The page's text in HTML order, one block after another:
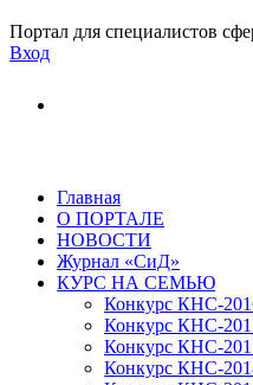
Портал для специалистов
Вход
Главная
О ПОРТАЛЕ
НОВОСТИ
Журнал «СиД»
КУРС НА СЕМЬЮ
Конкурс КНС-
Конкурс КНС-
Конкурс КНС-
Конкурс КНС-